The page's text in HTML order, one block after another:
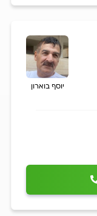
יוסף בוארון